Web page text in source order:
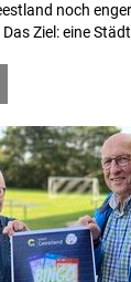
noch enger
Ziel: eine